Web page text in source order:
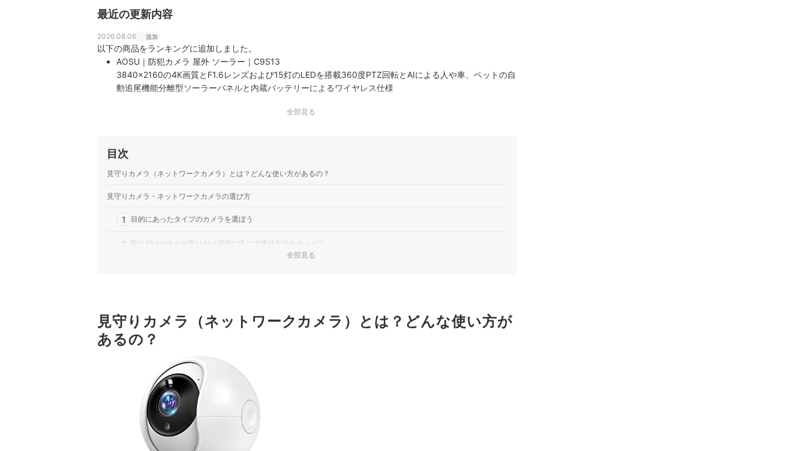
最近の更新内容
2026.08.06 追加
以下の商品をランキングに追加しました。
AOSU｜防犯カメラ 屋外 ソーラー｜C9S13
3840x2160の4K画質とF1.6レンズおよび15灯のLEDを搭載360度PTZ回転とAIによる人や車、ペットの自
動追尾機能分離型ソーラーパネルと内蔵バッテリーによるワイヤレス仕様
全部見る
目次
見守りカメラ（ネットワークカメラ）とは？どんな使い方があるの？
見守りカメラ・ネットワークカメラの選び方
1 目的にあったタイプのカメラを選ぼう
2 取り付けやすさや取り付け場所に応じて接続方法をチョイス
5 保存先はクラウドが手軽。コストを抑えたいならmicroSDカードも候補
見守りカメラ・ネットワークカメラ全128商品おすすめ人気ランキング
見守りカメラ・ネットワークカメラの売れ筋ランキングもチェック！
全部見る
見守りカメラ（ネットワークカメラ）とは？どんな使い方が
あるの？